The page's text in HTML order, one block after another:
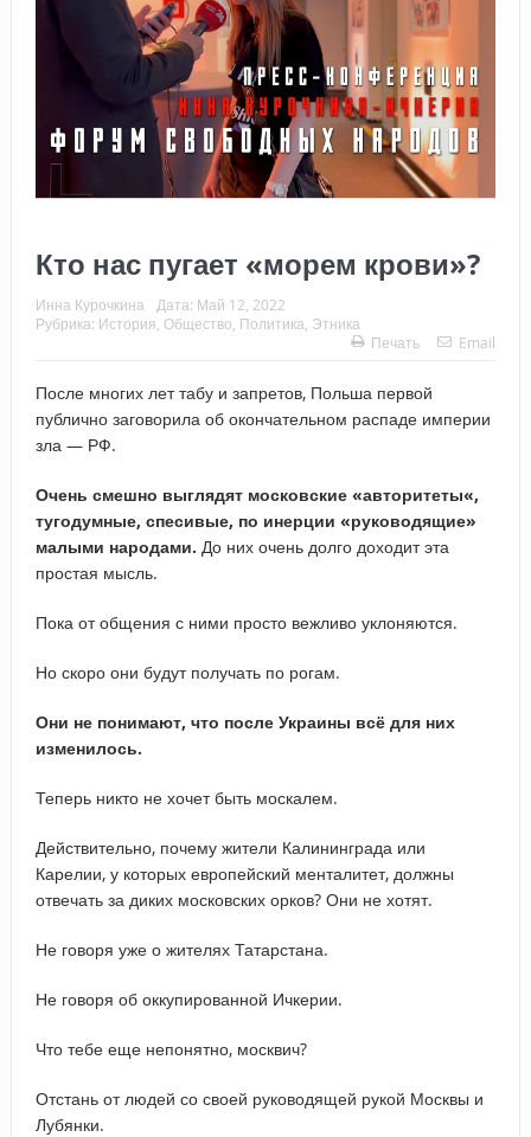
Кто нас пугает «морем крови»?
Инна Курочкина Дата: Май 12, 2022
Рубрика: История Общество Политика Этника
Печать
Email
После многих лет табу и запретов, Польша первой
публично заговорила об окончательном распаде империи
зла — РФ.
Очень смешно выглядят московские«авторитеты«,
тугодумные, спесивые, по инерции «руководящие»
малыми народами. До них очень долго доходит эта
простая мысль.
Пока от общения с ними просто вежливо уклоняются.
Но скоро они будут получать по рогам.
Они не понимают, что после Украины всё для них
изменилось.
Теперь никто не хочет быть москалем.
Действительно, почему жители Калининграда или
Карелии, у которых европейский менталитет, должны
отвечать за диких московских орков? Они не хотят.
Не говоря уже о жителях Татарстана.
Не говоря об оккупированной Ичкерии.
Что тебе еще непонятно, москвич?
Отстань от людей со своей руководящей рукой Москвы и
Лубянки.